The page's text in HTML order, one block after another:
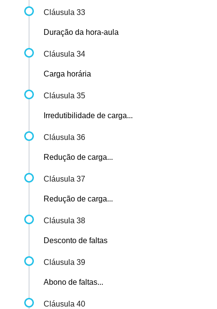
Cláusula 33
Duração da hora-aula
Cláusula 34
Carga horária
Cláusula 35
Irredutibilidade de carga...
Cláusula 36
Redução de carga...
Cláusula 37
Redução de carga...
Cláusula 38
Desconto de faltas
Cláusula 39
Abono de faltas...
Cláusula 40